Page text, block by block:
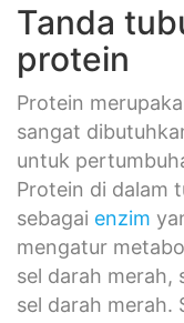
Tanda
protein
Protein
sangat
untuk
Protein di dalam
sebagai enzim
mengatur
sel darah merah,
sel darah merah.